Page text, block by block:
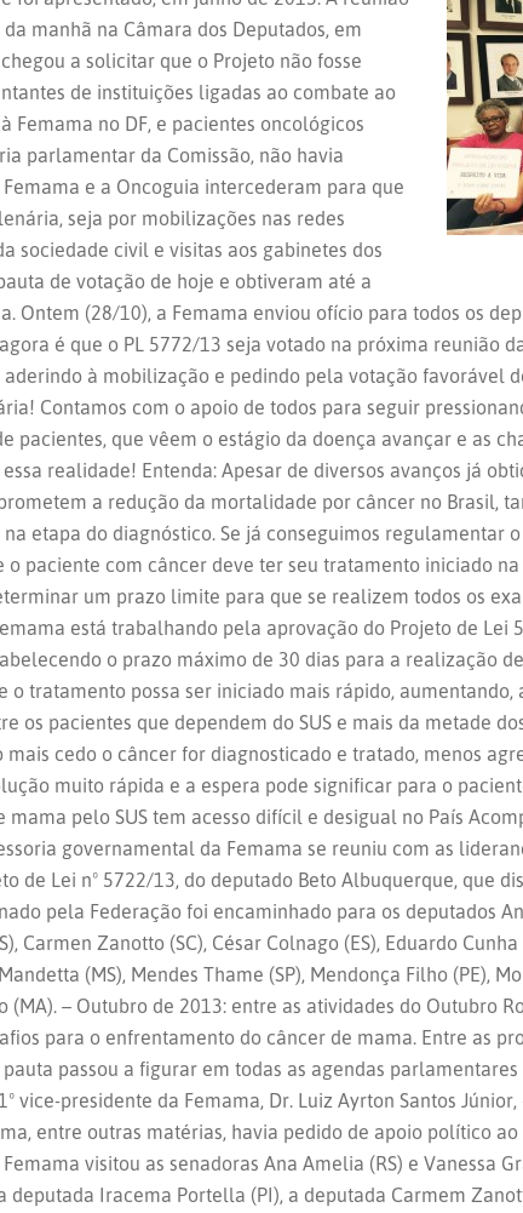
manhã na Câmara dos Deputados, em
a solicitar que o Projeto não fosse
de instituições ligadas ao combate ao
Femama no DF, e pacientes oncológicos
parlamentar da Comissão, não havia
e a Oncoguia intercederam para que
seja por mobilizações nas redes
sociedade civil e visitas aos gabinetes dos
de votação de hoje e obtiveram até a
(28/10), a Femama enviou ofício para todos os
é que o PL 5772/13 seja votado na próxima reunião
à mobilização e pedindo pela votação favorável
Contamos com o apoio de todos para seguir
pacientes, que vêem o estágio da doença avançar e as
realidade! Entenda: Apesar de diversos avanços já
a redução da mortalidade por câncer no Brasil,
etapa do diagnóstico. Se já conseguimos regulamentar
paciente com câncer deve ter seu tratamento iniciado
um prazo limite para que se realizem todos os
está trabalhando pela aprovação do Projeto de Lei
o prazo máximo de 30 dias para a realização
tratamento possa ser iniciado mais rápido, aumentando,
os pacientes que dependem do SUS e mais da metade
cedo o câncer for diagnosticado e tratado, menos
muito rápida e a espera pode significar para o
pelo SUS tem acesso difícil e desigual no País
governamental da Femama se reuniu com as
de Lei nº 5722/13, do deputado Beto Albuquerque, que
pela Federação foi encaminhado para os deputados
Carmen Zanotto (SC), César Colnago (ES), Eduardo Cunha
(MS), Mendes Thame (SP), Mendonça Filho (PE),
(MA). – Outubro de 2013: entre as atividades do Outubro
para o enfrentamento do câncer de mama. Entre as
passou a figurar em todas as agendas
vice-presidente da Femama, Dr. Luiz Ayrton Santos
entre outras matérias, havia pedido de apoio político
visitou as senadoras Ana Amelia (RS) e Vanessa
Iracema Portella (PI), a deputada Carmem